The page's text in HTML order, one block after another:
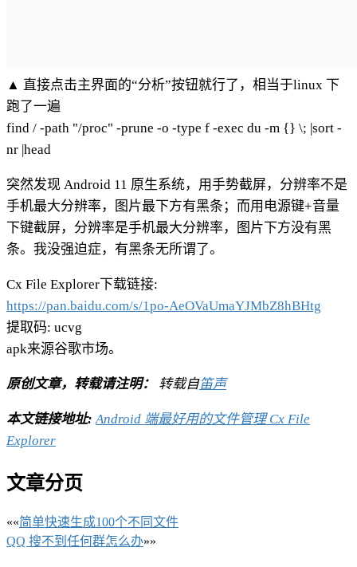
▲ 直接点击主界面的“分析”按钮就行了，相当于linux 下
跑了一遍
find / -path "/proc" -prune -o -type f -exec du -m {} \; |sort -
nr |head
突然发现 Android 11 原生系统，用手势截屏，分辨率不是
手机最大分辨率，图片最下方有黑条；而用电源键+音量
下键截屏，分辨率是手机最大分辨率，图片下方没有黑
条。我没强迫症，有黑条无所谓了。
Cx File Explorer下载链接:
https://pan.baidu.com/s/1po-AeOVaUmaYJMbZ8hBHtg
提取码: ucvg
apk来源谷歌市场。
原创文章，转载请注明： 转载自笛声
本文链接地址: Android 端最好用的文件管理 Cx File
Explorer
文章分页
««简单快速生成100个不同文件
QQ 搜不到任何群怎么办»»